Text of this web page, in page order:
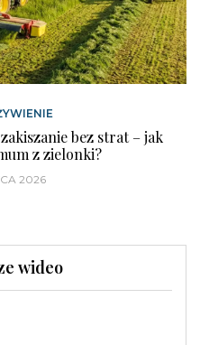
bez strat – jak
z zielonki?
2026
wideo